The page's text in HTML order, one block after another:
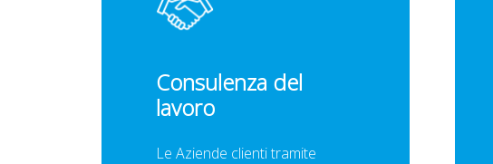
Consulenza del
lavoro
Le Aziende clienti tramite